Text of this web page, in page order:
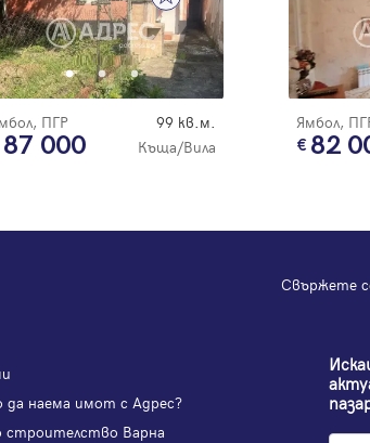
ПГР 99 кв.м.
87 000 Къща/Вила
Ямбол,
82
Свържете
да наема имот с Адрес?
строителство Варна